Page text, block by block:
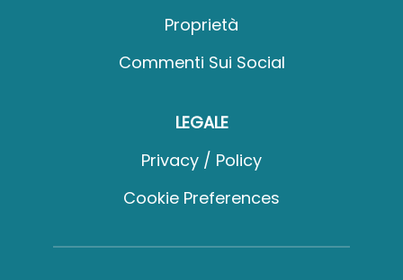
Proprietà
Commenti Sui Social
LEGALE
Privacy / Policy
Cookie Preferences